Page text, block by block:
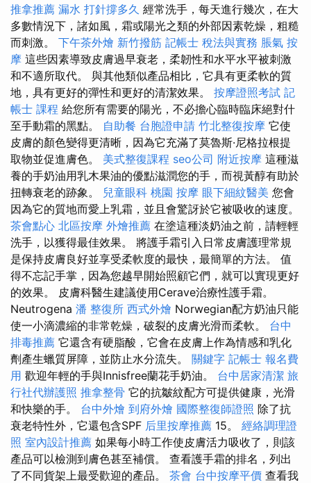
推拿推薦 漏水 打針撐多久 經常洗手，每天進行幾次，在大
多數情況下，諸如風，霜或陽光之類的外部因素乾燥，粗糙
而刺激。 下午茶外燴 新竹撥筋 記帳士 稅法與實務 脹氣 按
摩 這些因素導致皮膚過早衰老，柔韌性和水平水平被刺激
和不適所取代。 與其他類似產品相比，它具有更柔軟的質
地，具有更好的彈性和更好的清潔效果。 按摩證照考試 記
帳士 課程 給您所有需要的陽光，不必擔心臨時臨床絕對什
至手動霜的黑點。 自助餐 台胞證申請 竹北整復按摩 它使
皮膚的顏色變得更清晰，因為它充滿了莫魯斯·尼格拉根提
取物並促進膚色。 美式整復課程 seo公司 附近按摩 這種滋
養的手奶油用乳木果油的優點滋潤您的手，而視黃醇有助於
扭轉衰老的跡象。 兒童眼科 桃園 按摩 眼下細紋醫美 您會
因為它的質地而愛上乳霜，並且會驚訝於它被吸收的速度。
茶會點心 北區按摩 外燴推薦 在塗這種淡奶油之前，請輕輕
洗手，以獲得最佳效果。 將護手霜引入日常皮膚護理常規
是保持皮膚良好並享受柔軟度的最快，最簡單的方法。 值
得不忘記手掌，因為您越早開始照顧它們，就可以實現更好
的效果。 皮膚科醫生建議使用Cerave治療性護手霜。
Neutrogena 潘 整復所 西式外燴 Norwegian配方奶油只能
使一小滴濃縮的非常乾燥，破裂的皮膚光滑而柔軟。 台中
排毒推薦 它還含有硬脂酸，它會在皮膚上作為情感和乳化
劑產生蠟質屏障，並防止水分流失。 關鍵字 記帳士 報名費
用 歡迎年輕的手與Innisfree蘭花手奶油。 台中居家清潔 旅
行社代辦護照 推拿整骨 它的抗皺紋配方可提供健康，光滑
和快樂的手。 台中外燴 到府外燴 國際整復師證照 除了抗
衰老特性外，它還包含SPF 后里按摩推薦 15。 經絡調理證
照 室內設計推薦 如果每小時工作使皮膚活力吸收了，則該
產品可以檢測到膚色甚至補償。 查看護手霜的排名，列出
了不同貨架上最受歡迎的產品。 茶會 台中按摩平價 查看我